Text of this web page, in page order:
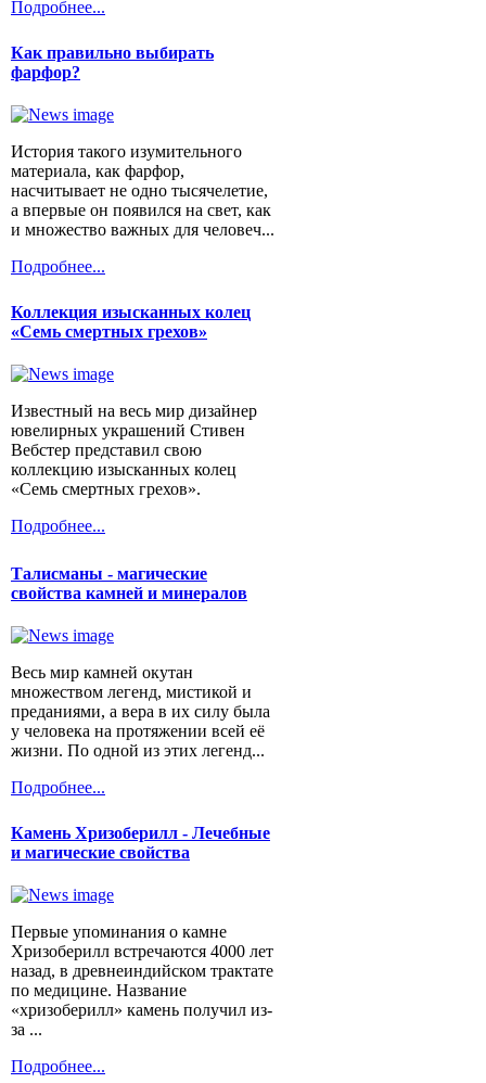
Подробнее...
Как правильно выбирать
фарфор?
История такого изумительного
материала, как фарфор,
насчитывает не одно тысячелетие,
а впервые он появился на свет, как
и множество важных для человеч...
Подробнее...
Коллекция изысканных колец
«Семь смертных грехов»
Известный на весь мир дизайнер
ювелирных украшений Стивен
Вебстер представил свою
коллекцию изысканных колец
«Семь смертных грехов».
Подробнее...
Талисманы - магические
свойства камней и минералов
Весь мир камней окутан
множеством легенд, мистикой и
преданиями, а вера в их силу была
у человека на протяжении всей её
жизни. По одной из этих легенд...
Подробнее...
Камень Хризоберилл - Лечебные
и магические свойства
Первые упоминания о камне
Хризоберилл встречаются 4000 лет
назад, в древнеиндийском трактате
по медицине. Название
«хризоберилл» камень получил из-
за ...
Подробнее...